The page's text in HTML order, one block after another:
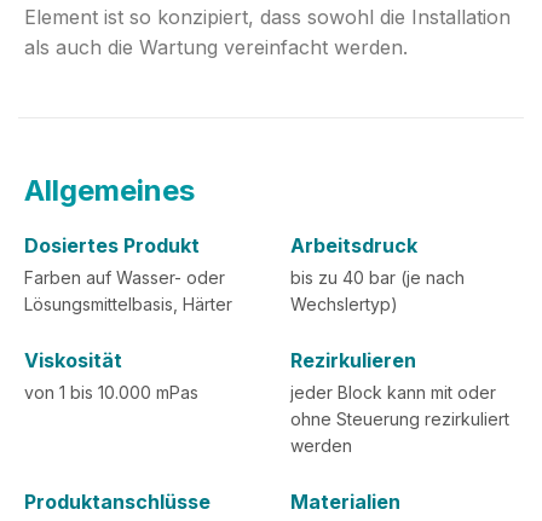
Element ist so konzipiert, dass sowohl die Installation
als auch die Wartung vereinfacht werden.
Allgemeines
Dosiertes Produkt
Farben auf Wasser- oder
Lösungsmittelbasis, Härter
Arbeitsdruck
bis zu 40 bar (je nach
Wechslertyp)
Viskosität
von 1 bis 10.000 mPas
Rezirkulieren
jeder Block kann mit oder
ohne Steuerung rezirkuliert
werden
Produktanschlüsse Materialien